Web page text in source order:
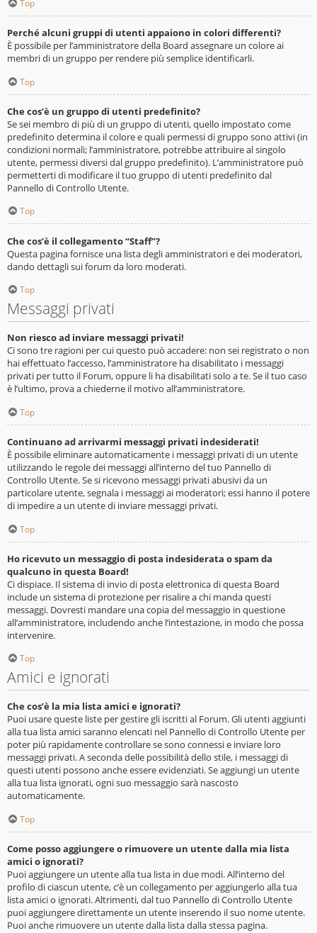
Top
Perché alcuni gruppi di utenti appaiono in colori differenti?
È possibile per l’amministratore della Board assegnare un colore ai
membri di un gruppo per rendere più semplice identificarli.
Top
Che cos’è un gruppo di utenti predefinito?
Se sei membro di più di un gruppo di utenti, quello impostato come
predefinito determina il colore e quali permessi di gruppo sono attivi (in
condizioni normali; l’amministratore, potrebbe attribuire al singolo
utente, permessi diversi dal gruppo predefinito). L’amministratore può
permetterti di modificare il tuo gruppo di utenti predefinito dal
Pannello di Controllo Utente.
Top
Che cos’è il collegamento “Staff”?
Questa pagina fornisce una lista degli amministratori e dei moderatori,
dando dettagli sui forum da loro moderati.
Top
Messaggi privati
Non riesco ad inviare messaggi privati!
Ci sono tre ragioni per cui questo può accadere: non sei registrato o non
hai effettuato l’accesso, l’amministratore ha disabilitato i messaggi
privati per tutto il Forum, oppure li ha disabilitati solo a te. Se il tuo caso
è l’ultimo, prova a chiederne il motivo all’amministratore.
Top
Continuano ad arrivarmi messaggi privati indesiderati!
È possibile eliminare automaticamente i messaggi privati ​​di un utente
utilizzando le regole dei messaggi all’interno del tuo Pannello di
Controllo Utente. Se si ricevono messaggi privati ​​abusivi da un
particolare utente, segnala i messaggi ai moderatori; essi hanno il potere
di impedire a un utente di inviare messaggi privati​​.
Top
Ho ricevuto un messaggio di posta indesiderata o spam da
qualcuno in questa Board!
Ci dispiace. Il sistema di invio di posta elettronica di questa Board
include un sistema di protezione per risalire a chi manda questi
messaggi. Dovresti mandare una copia del messaggio in questione
all’amministratore, includendo anche l’intestazione, in modo che possa
intervenire.
Top
Amici e ignorati
Che cos’è la mia lista amici e ignorati?
Puoi usare queste liste per gestire gli iscritti al Forum. Gli utenti aggiunti
alla tua lista amici saranno elencati nel Pannello di Controllo Utente per
poter più rapidamente controllare se sono connessi e inviare loro
messaggi privati. A seconda delle possibilità dello stile, i messaggi di
questi utenti possono anche essere evidenziati. Se aggiungi un utente
alla tua lista ignorati, ogni suo messaggio sarà nascosto
automaticamente.
Top
Come posso aggiungere o rimuovere un utente dalla mia lista
amici o ignorati?
Puoi aggiungere un utente alla tua lista in due modi. All’interno del
profilo di ciascun utente, c’è un collegamento per aggiungerlo alla tua
lista amici o ignorati. Altrimenti, dal tuo Pannello di Controllo Utente
puoi aggiungere direttamente un utente inserendo il suo nome utente.
Puoi anche rimuovere un utente dalla lista dalla stessa pagina.